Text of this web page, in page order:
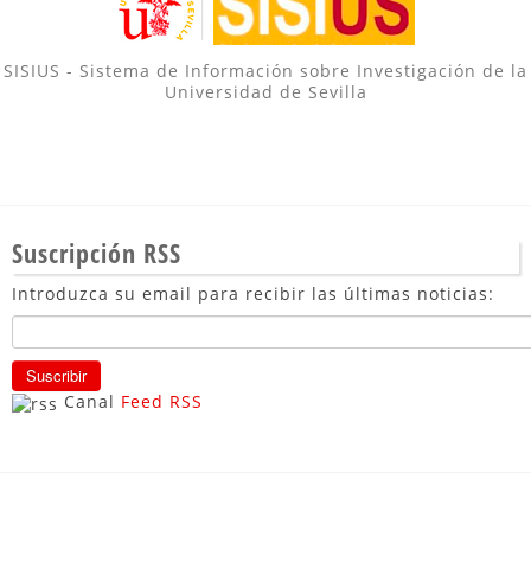
SISIUS - Sistema de Información sobre Investigación de la
Universidad de Sevilla
Suscripción RSS
Introduzca su email para recibir las últimas noticias:
Canal Feed RSS